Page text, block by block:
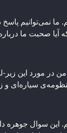
ما نمی‌توانیم
آیا صحبت ما
در مورد این زیر-
سیاره‌ای
این سوال جوهره